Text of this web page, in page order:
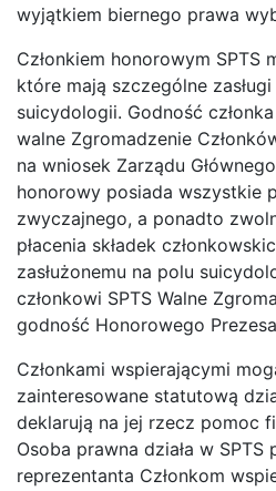
wyjątkiem biernego prawa
Członkiem honorowym SPTS
które mają szczególne
suicydologii. Godność
walne Zgromadzenie
na wniosek Zarządu
honorowy posiada wszystkie
zwyczajnego, a ponadto
płacenia składek
zasłużonemu na polu
członkowi SPTS Walne
godność Honorowego
Członkami wspierającymi
zainteresowane statutową
deklarują na jej rzecz pomoc
Osoba prawna działa w SPTS
reprezentanta Członkom